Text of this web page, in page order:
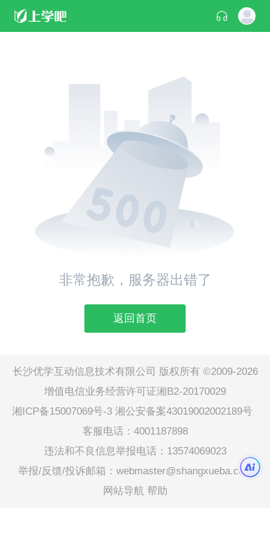
非常抱歉，服务器出错了
返回首页
长沙优学互动信息技术有限公司 版权所有 ©2009-2026
增值电信业务经营许可证湘B2-20170029
湘ICP备15007069号-3 湘公安备案43019002002189号
客服电话：4001187898
违法和不良信息举报电话：13574069023
举报/反馈/投诉邮箱：webmaster@shangxueba.com
网站导航 帮助